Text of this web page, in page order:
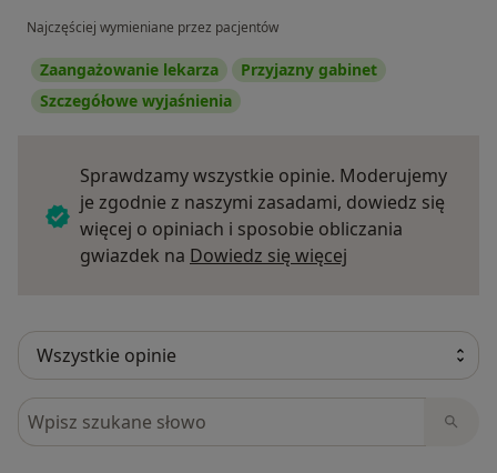
Najczęściej wymieniane przez pacjentów
Zaangażowanie lekarza
Przyjazny gabinet
Szczegółowe wyjaśnienia
Sprawdzamy wszystkie opinie. Moderujemy
je zgodnie z naszymi zasadami, dowiedz się
więcej o opiniach i sposobie obliczania
gwiazdek na Dowiedz się więcej
Szukaj w opiniach